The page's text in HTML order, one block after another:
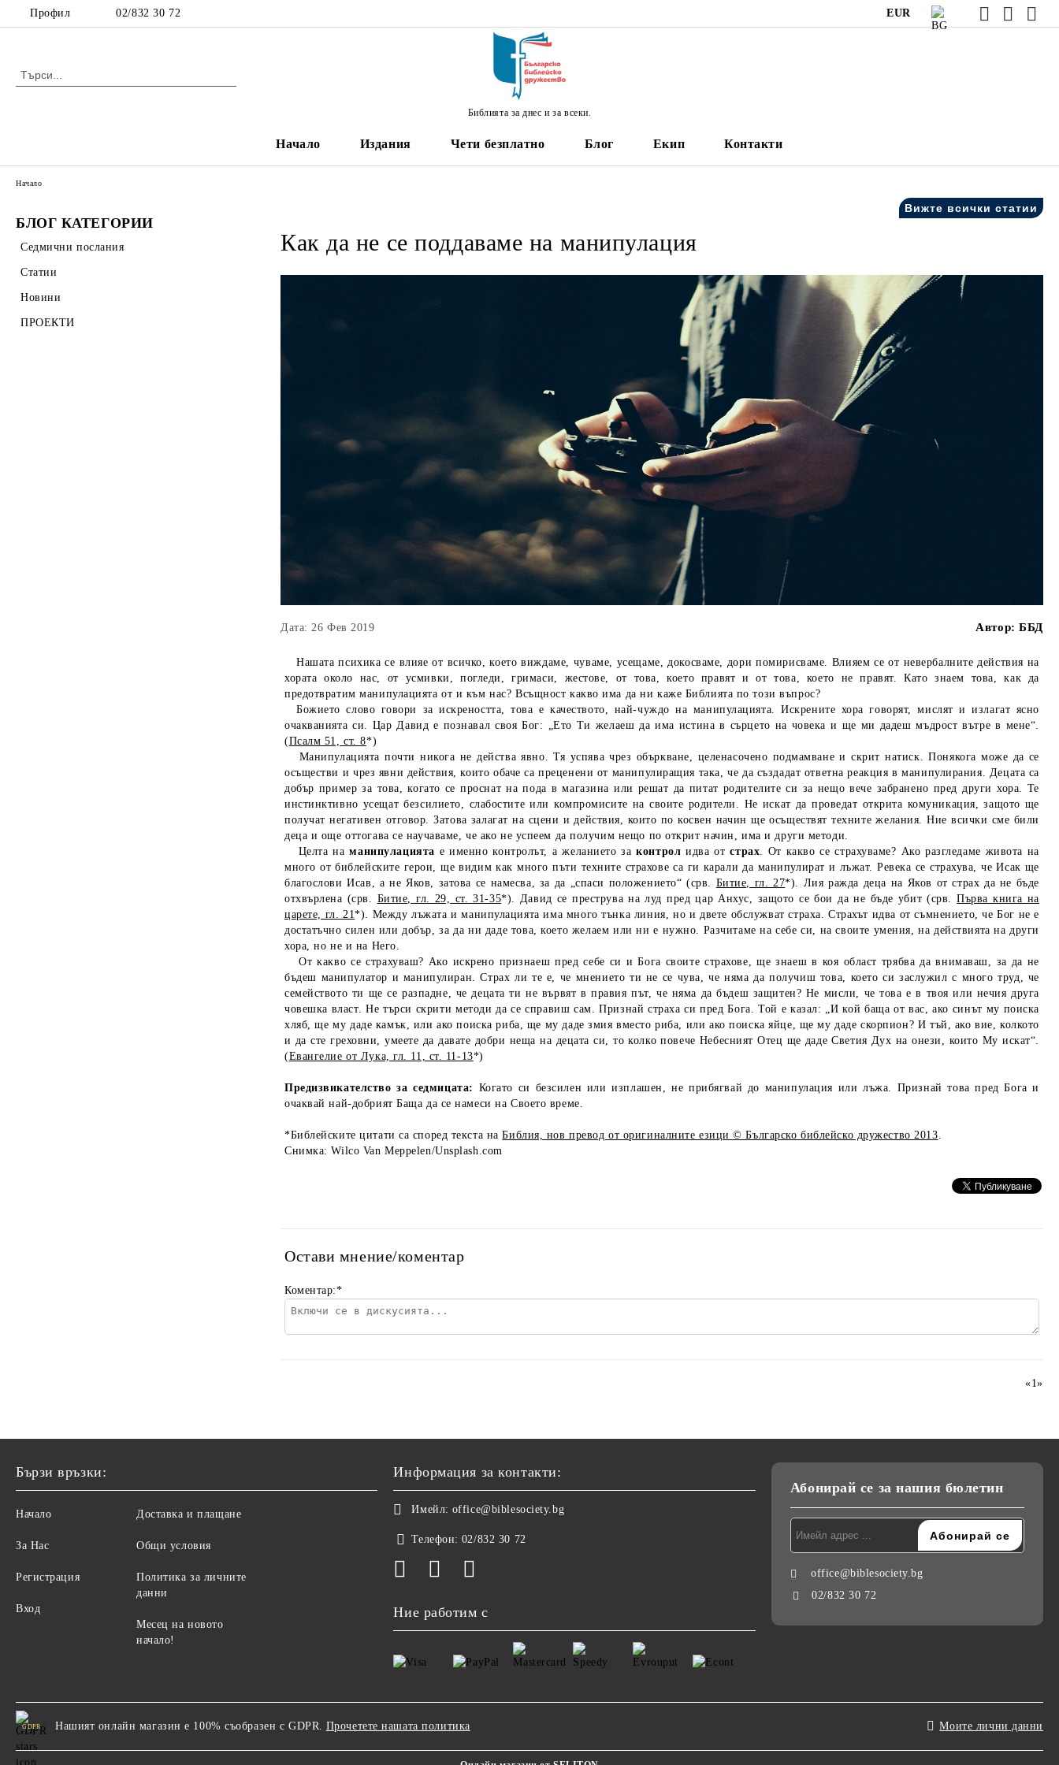
Профил 02/832 30 72 EUR
Библията за днес и за всеки.
Начало Издания Чети безплатно Блог Екип Контакти
БЛОГ КАТЕГОРИИ
Седмични послания
Статии
Новини
ПРОЕКТИ
Начало
Вижте всички статии
Как да не се поддаваме на манипулация
Дата: 26 Фев 2019 Автор: ББД
Нашата психика се влияе от всичко, което виждаме, чуваме, усещаме, докосваме, дори помирисваме. Влияем се от невербалните действия на
хората около нас, от усмивки, погледи, гримаси, жестове, от това, което правят и от това, което не правят. Като знаем това, как да
предотвратим манипулацията от и към нас? Всъщност какво има да ни каже Библията по този въпрос?
Божието слово говори за искреността, това е качеството, най-чуждо на манипулацията. Искрените хора говорят, мислят и излагат ясно
очакванията си. Цар Давид е познавал своя Бог: „Ето Ти желаеш да има истина в сърцето на човека и ще ми дадеш мъдрост вътре в мене“.
(Псалм 51, ст. 8*)
Манипулацията почти никога не действа явно. Тя успява чрез объркване, целенасочено подмамване и скрит натиск. Понякога може да се
осъществи и чрез явни действия, които обаче са преценени от манипулиращия така, че да създадат ответна реакция в манипулирания. Децата са
добър пример за това, когато се проснат на пода в магазина или решат да питат родителите си за нещо вече забранено пред други хора. Те
инстинктивно усещат безсилието, слабостите или компромисите на своите родители. Не искат да проведат открита комуникация, защото ще
получат негативен отговор. Затова залагат на сцени и действия, които по косвен начин ще осъществят техните желания. Ние всички сме били
деца и още оттогава се научаваме, че ако не успеем да получим нещо по открит начин, има и други методи.
Целта наманипулацията е именно контролът, а желанието законтролидва отстрах. От какво се страхуваме? Ако разгледаме живота на
много от библейските герои, ще видим как много пъти техните страхове са ги карали да манипулират и лъжат. Ревека се страхува, че Исак ще
благослови Исав, а не Яков, затова се намесва, за да „спаси положението“ (срв. Битие, гл. 27*). Лия ражда деца на Яков от страх да не бъде
отхвърлена (срв. Битие, гл. 29, ст. 31-35*). Давид се преструва на луд пред цар Анхус, защото се бои да не бъде убит (срв.Първа книга на
царете, гл. 21*). Между лъжата и манипулацията има много тънка линия, но и двете обслужват страха. Страхът идва от съмнението, че Бог не е
достатъчно силен или добър, за да ни даде това, което желаем или ни е нужно. Разчитаме на себе си, на своите умения, на действията на други
хора, но не и на Него.
От какво се страхуваш? Ако искрено признаеш пред себе си и Бога своите страхове, ще знаеш в коя област трябва да внимаваш, за да не
бъдеш манипулатор и манипулиран. Страх ли те е, че мнението ти не се чува, че няма да получиш това, което си заслужил с много труд, че
семейството ти ще се разпадне, че децата ти не вървят в правия път, че няма да бъдеш защитен? Не мисли, че това е в твоя или нечия друга
човешка власт. Не търси скрити методи да се справиш сам. Признай страха си пред Бога. Той е казал: „И кой баща от вас, ако синът му поиска
хляб, ще му даде камък, или ако поиска риба, ще му даде змия вместо риба, или ако поиска яйце, ще му даде скорпион? И тъй, ако вие, колкото
и да сте греховни, умеете да давате добри неща на децата си, то колко повече Небесният Отец ще даде Светия Дух на онези, които Му искат“.
(Евангелие от Лука, гл. 11, ст. 11-13*)
Предизвикателство за седмицата: Когато си безсилен или изплашен, не прибягвай до манипулация или лъжа. Признай това пред Бога и
очаквай най-добрият Баща да се намеси на Своето време.
*Библейските цитати са според текста наБиблия, нов превод от оригиналните езици © Българско библейско дружество 2013.
Снимка: Wilco Van Мeppelen/Unsplash.com
Остави мнение/коментар
Коментар:*
«1»
Бързи връзки:
Начало
За Нас
Регистрация
Вход
Доставка и плащане
Общи условия
Политика за личните
данни
Месец на новото
начало!
Информация за контакти:
Имейл: office@biblesociety.bg
Телефон: 02/832 30 72
Ние работим с
Абонирай се за нашия бюлетин
office@biblesociety.bg
02/832 30 72
GDPR Нашият онлайн магазин е 100% съобразен с GDPR. Прочетете нашата политика Моите лични данни